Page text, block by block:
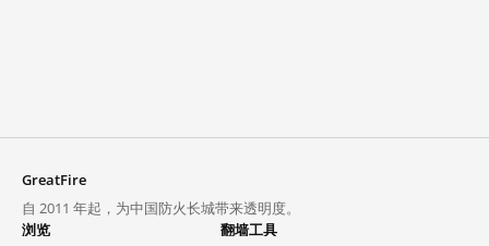
GreatFire
自 2011 年起，为中国防火长城带来透明度。
浏览
翻墙工具